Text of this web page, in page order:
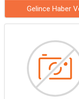
Gelince Haber